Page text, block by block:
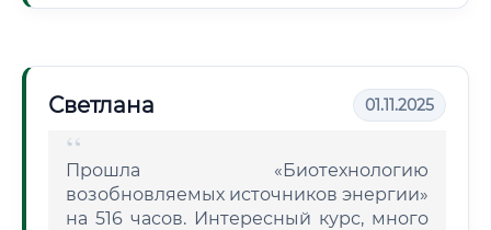
Светлана 01.11.2025
Прошла «Биотехнологию
возобновляемых источников энергии»
на 516 часов. Интересный курс, много